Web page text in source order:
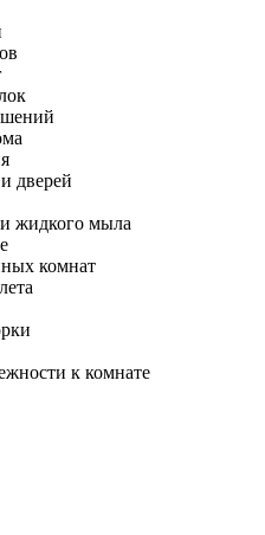
дверей
жидкого мыла
комнат
к комнате